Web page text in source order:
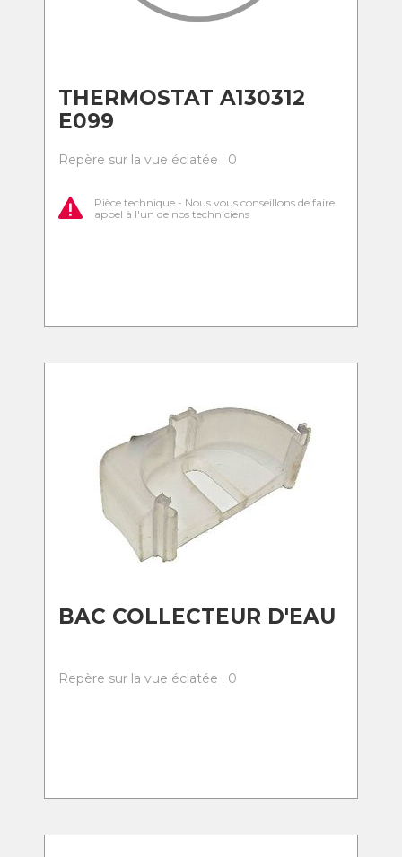
THERMOSTAT A130312
E099
Repère sur la vue éclatée : 0
Pièce technique - Nous vous conseillons de faire
appel à l'un de nos techniciens
BAC COLLECTEUR D'EAU
Repère sur la vue éclatée : 0